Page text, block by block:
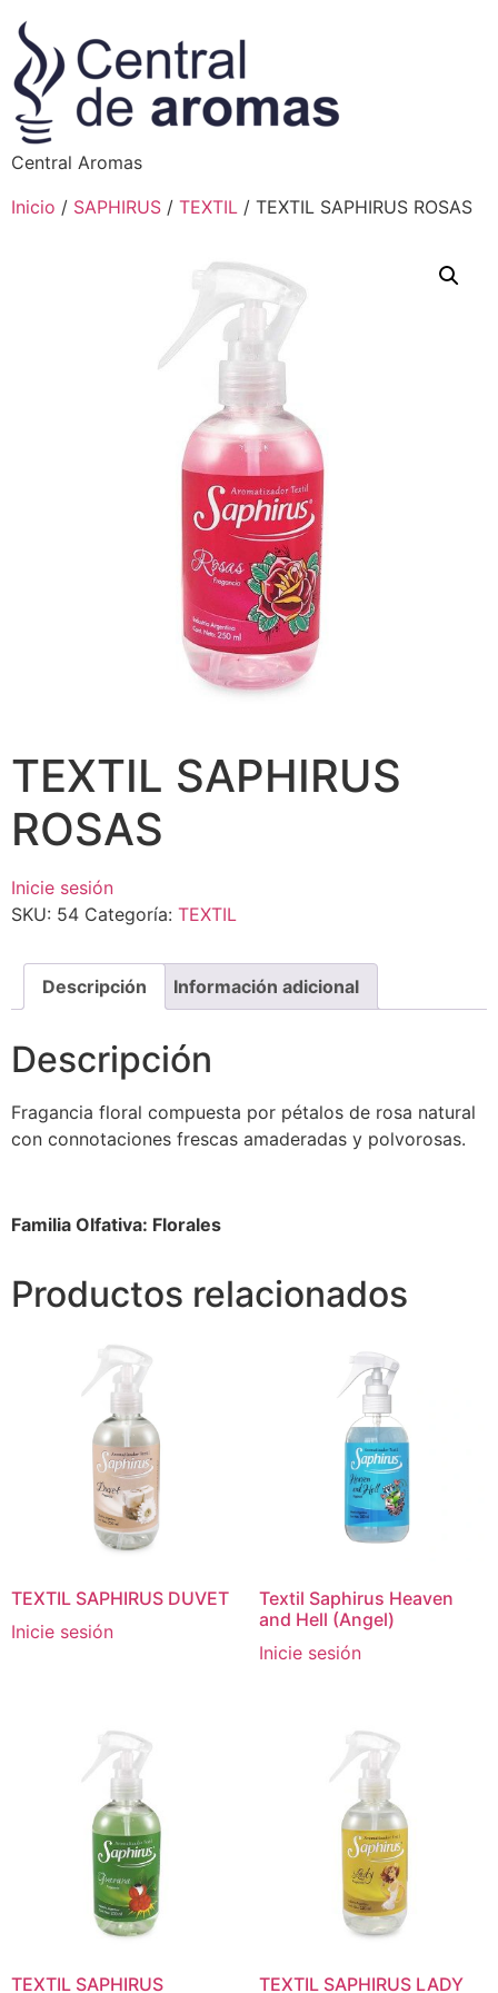
Central Aromas
Inicio / SAPHIRUS / TEXTIL / TEXTIL SAPHIRUS ROSAS
TEXTIL SAPHIRUS
ROSAS
Inicie sesión
SKU: 54 Categoría: TEXTIL
Descripción Información adicional
Descripción
Fragancia floral compuesta por pétalos de rosa natural
con connotaciones frescas amaderadas y polvorosas.
Familia Olfativa: Florales
Productos relacionados
TEXTIL SAPHIRUS DUVET
Inicie sesión
Textil Saphirus Heaven
and Hell (Angel)
Inicie sesión
TEXTIL SAPHIRUS TEXTIL SAPHIRUS LADY